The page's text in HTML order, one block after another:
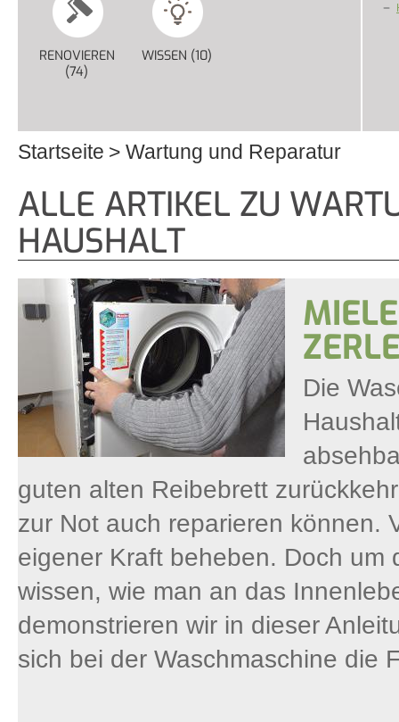
RENOVIEREN
(74)
WISSEN (10)
Startseite Wartung und Reparatur
ALLE ARTIKEL ZU
HAUSHALT
Die
guten alten Reibebrett
zur Not auch reparieren können.
eigener Kraft beheben. Doch um
wissen, wie man an das
demonstrieren wir in dieser
sich bei der Waschmaschine die